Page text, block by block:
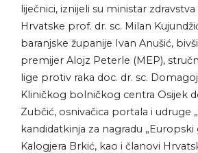
liječnici, iznijeli su ministar
Hrvatske prof. dr. sc. Milan
baranjske županije Ivan Anušić,
premijer Alojz Peterle (MEP),
lige protiv raka doc. dr. sc.
Kliničkog bolničkog centra Osijek
Zubčić, osnivačica portala i udruge
kandidatkinja za nagradu „Europski
Kalogjera Brkić, kao i članovi